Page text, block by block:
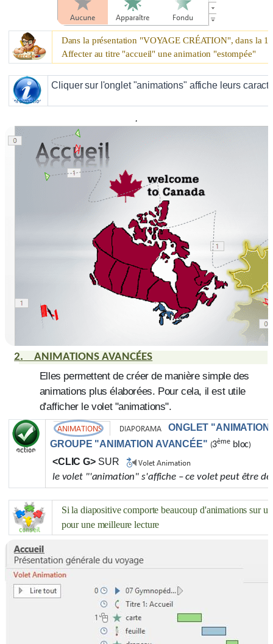
Dans la présentation "VOYAGE CRÉATION", dans la 1
Affecter au titre "accueil" une animation "estompée"
Cliquer sur l'onglet "animations" affiche leurs
.
2. ANIMATIONSAVANCÉES
Elles permettent de créer de manière simple des
animations plus élaborées. Pour cela, il est utile
d'afficher le volet "animations".
ONGLET
GROUPE "ANIMATION AVANCÉE" (3èmebloc)
<CLIC G> SUR
le volet "'animation" s'affiche – ce volet peut être
Si la diapositive comporte beaucoup d'animations sur
pour une meilleure lecture